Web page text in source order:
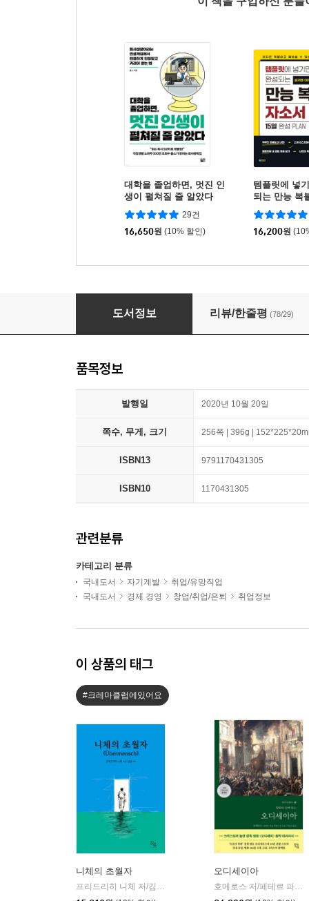
대학을 졸업하면, 멋진 인
생이 펼쳐질 줄 알았다
29건
16,650원 (10% 할인)
템플릿에 넣
되는 만능 복
16,200원
취업 끝판왕 옴스에게 배우는 스펙을 뛰어넘는
도서정보 리뷰/한줄평 (78/29)
품목정보
발행일 2020년 10월 20일
쪽수, 무게, 크기 256쪽 | 396g |
ISBN13 9791170431305
ISBN10 1170431305
관련분류
카테고리 분류
국내도서 자기계발
취업/유망직업
국내도서
경제 경영 창업/취업/은퇴 취업정보
이 상품의 태그
#크레마클럽에있어요
니체의 초월자
프리드리히 니체 저/김철 편역
오디세이아
호메로스 저/페테르 파울 루벤스 그림/박문재 역